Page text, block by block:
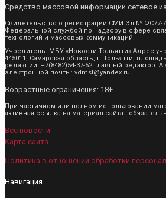
Средство массовой информации сетевое
Свидетельство о регистрации СМИ Эл № ФС77-
Федеральной службой по надзору в сфере
технологий и массовых коммуникаций.
Учредитель: МБУ «Новости Тольятти» Адрес
445011, Самарская область, г. Тольятти,
редакции: +7(8482)54-37-52 Главный редактор:
электронной почты: vdmst@yandex.ru
Возрастные ограничения: 18+
При частичном или полном использовании
активная ссылка на материал сайта -
Все новости
Карта сайта
Политика в отношении обработки
Навигация